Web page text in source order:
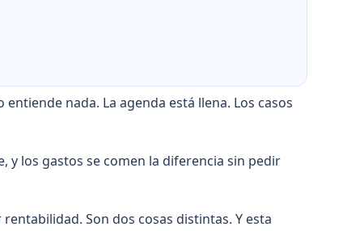
nada. La agenda está llena. Los casos
y los gastos se comen la diferencia sin pedir
Son dos cosas distintas. Y esta